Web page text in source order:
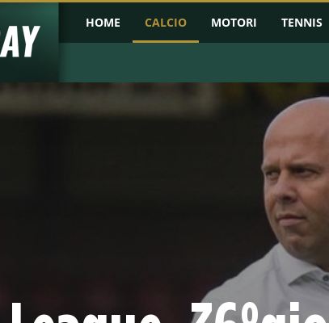
HOME CALCIO MOTORI TENNIS
CHAMPIONS LEAGUE